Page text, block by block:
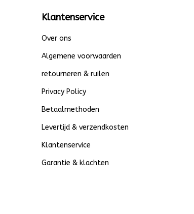
Klantenservice
Over ons
Algemene voorwaarden
retourneren & ruilen
Privacy Policy
Betaalmethoden
Levertijd & verzendkosten
Klantenservice
Garantie & klachten